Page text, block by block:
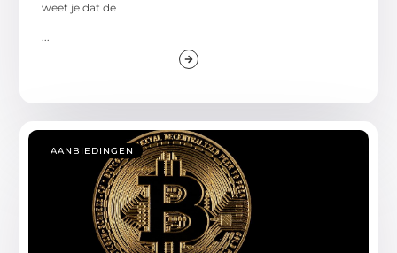
weet je dat de
AANBIEDINGEN